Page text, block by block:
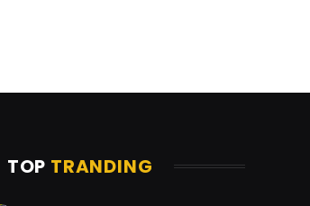
TOP TRANDING